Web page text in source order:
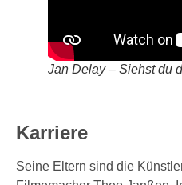
Jan Delay – Siehst du
Karriere
Seine Eltern sind die